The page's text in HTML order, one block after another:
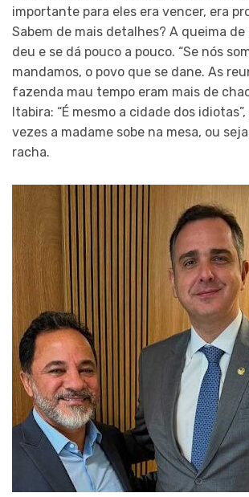
importante para eles era vencer, era
Sabem de mais detalhes? A queima
deu e se dá pouco a pouco. “Se nós
mandamos, o povo que se dane. As
fazenda mau tempo eram mais de
Itabira: “É mesmo a cidade dos
vezes a madame sobe na mesa, ou
racha.